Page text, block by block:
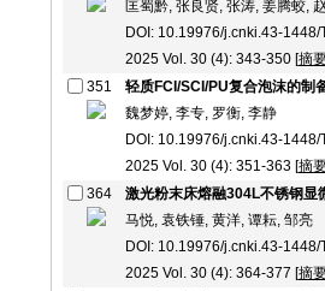
匡蜀黔, 张良贤, 张涛, 姜腾蛟,
DOI: 10.19976/j.cnki.43-1448/
2025 Vol. 30 (4): 343-350 [摘
351
轻质FCI/SCI/PU复合泡沫的制
魏梦婷, 李专, 罗衡, 李静
DOI: 10.19976/j.cnki.43-1448/
2025 Vol. 30 (4): 351-363 [摘
364
激光粉末床熔融304L不锈钢显
马悦, 袁铁锤, 黄洋, 谭耘, 邹亮
DOI: 10.19976/j.cnki.43-1448/
2025 Vol. 30 (4): 364-377 [摘